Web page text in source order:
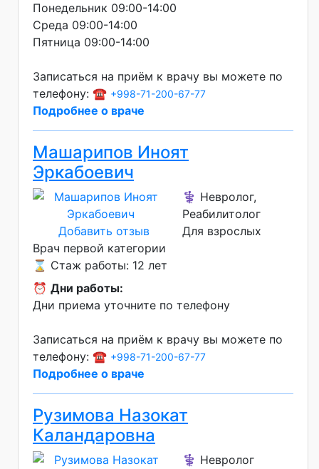
Понедельник 09:00-14:00
Среда 09:00-14:00
Пятница 09:00-14:00
Записаться на приём к врачу вы можете по
телефону: ☎️ +998-71-200-67-77
Подробнее о враче
Машарипов Иноят
Эркабоевич
Добавить отзыв
⚕️ Невролог,
Реабилитолог
Для взрослых
Врач первой категории
⌛ Стаж работы: 12 лет
⏰ Дни работы:
Дни приема уточните по телефону
Записаться на приём к врачу вы можете по
телефону: ☎️ +998-71-200-67-77
Подробнее о враче
Рузимова Назокат
Каландаровна
⚕️ Невролог